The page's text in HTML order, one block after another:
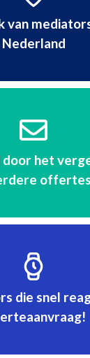
van
Nederland
het
offertes
die snel